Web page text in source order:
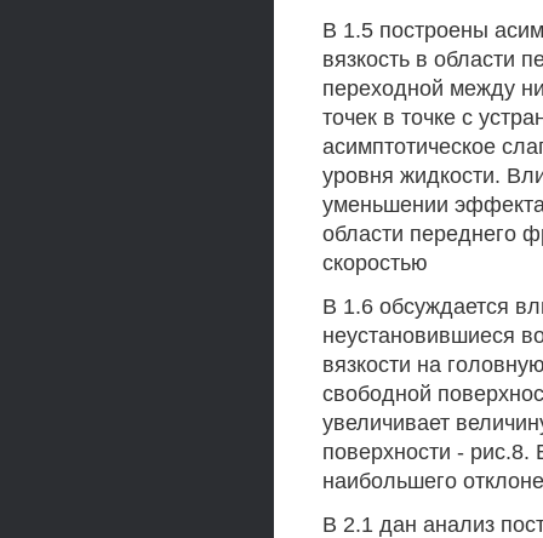
В 1.5 построены
вязкость в области
переходной между
точек в точке с
асимптотическое
уровня жидкости.
уменьшении эффекта
области переднего
скоростью
В 1.6 обсуждается
неустановившиеся
вязкости на
свободной
увеличивает
поверхности - рис.8.
наибольшего
В 2.1 дан анализ